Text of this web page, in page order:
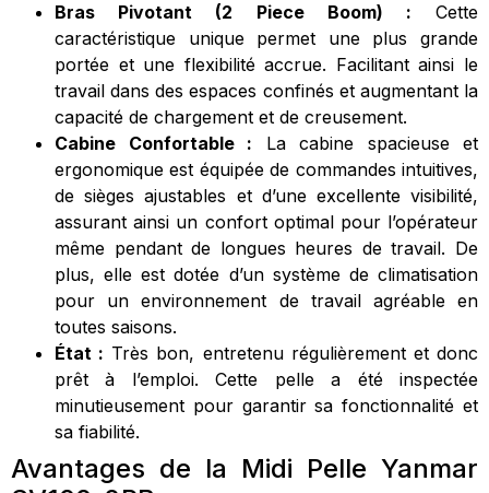
Bras Pivotant (2 Piece Boom) : Cette
caractéristique unique permet une plus grande
portée et une flexibilité accrue. Facilitant ainsi le
travail dans des espaces confinés et augmentant la
capacité de chargement et de creusement.
Cabine Confortable : La cabine spacieuse et
ergonomique est équipée de commandes intuitives,
de sièges ajustables et d’une excellente visibilité,
assurant ainsi un confort optimal pour l’opérateur
même pendant de longues heures de travail. De
plus, elle est dotée d’un système de climatisation
pour un environnement de travail agréable en
toutes saisons.
État : Très bon, entretenu régulièrement et donc
prêt à l’emploi. Cette pelle a été inspectée
minutieusement pour garantir sa fonctionnalité et
sa fiabilité.
Avantages de la Midi Pelle Yanmar